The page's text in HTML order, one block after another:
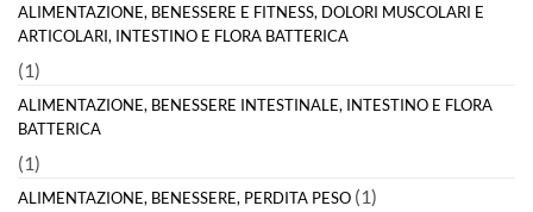
ALIMENTAZIONE, BENESSERE E FITNESS, DOLORI MUSCOLARI E
ARTICOLARI, INTESTINO E FLORA BATTERICA
(1)
ALIMENTAZIONE, BENESSERE INTESTINALE, INTESTINO E FLORA
BATTERICA
(1)
ALIMENTAZIONE, BENESSERE, PERDITA PESO (1)